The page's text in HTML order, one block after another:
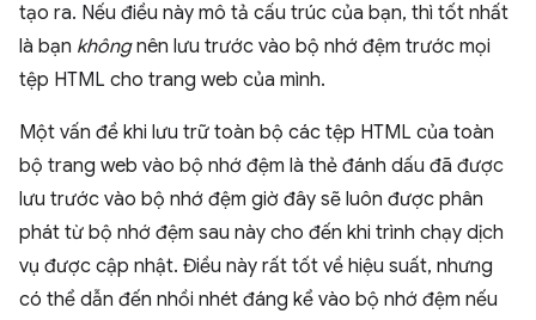
tạo ra. Nếu điều này mô tả cấu trúc của bạn, thì tốt nhất
là bạn khôngnên lưu trước vào bộ nhớ đệm trước mọi
tệp HTML cho trang web của mình.
Một vấn đề khi lưu trữ toàn bộ các tệp HTML của toàn
bộ trang web vào bộ nhớ đệm là thẻ đánh dấu đã được
lưu trước vào bộ nhớ đệm giờ đây sẽ luôn được phân
phát từ bộ nhớ đệm sau này cho đến khi trình chạy dịch
vụ được cập nhật. Điều này rất tốt về hiệu suất, nhưng
có thể dẫn đến nhồi nhét đáng kể vào bộ nhớ đệm nếu